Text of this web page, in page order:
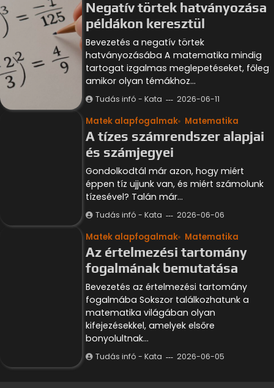
Negatív törtek hatványozása
példákon keresztül
Bevezetés a negatív törtek
hatványozásába A matematika mindig
tartogat izgalmas meglepetéseket, főleg
amikor olyan témákhoz…
Tudás infó - Kata 2026-06-11
Matek alapfogalmak Matematika
A tízes számrendszer alapjai
és számjegyei
Gondolkodtál már azon, hogy miért
éppen tíz ujjunk van, és miért számolunk
tízesével? Talán már…
Tudás infó - Kata 2026-06-06
Matek alapfogalmak Matematika
Az értelmezési tartomány
fogalmának bemutatása
Bevezetés az értelmezési tartomány
fogalmába Sokszor találkozhatunk a
matematika világában olyan
kifejezésekkel, amelyek elsőre
bonyolultnak…
Tudás infó - Kata 2026-06-05